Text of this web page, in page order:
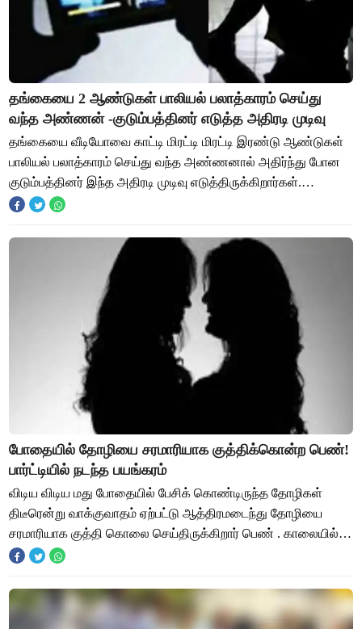
தங்கையை 2 ஆண்டுகள் பாலியல் பலாத்காரம் செய்து
வந்த அண்ணன் -குடும்பத்தினர் எடுத்த அதிரடி முடிவு
தங்கையை வீடியோவை காட்டி மிரட்டி மிரட்டி இரண்டு ஆண்டுகள்
பாலியல் பலாத்காரம் செய்து வந்த அண்ணனால் அதிர்ந்து போன
குடும்பத்தினர் இந்த அதிரடி முடிவு எடுத்திருக்கிறார்கள்.
ராஜஸ்தான் மாநிலத்தில் சுரூ மாவட்ட
போதையில் தோழியை சரமாரியாக குத்திக்கொன்ற பெண்!
பார்ட்டியில் நடந்த பயங்கரம்
விடிய விடிய மது போதையில் பேசிக் கொண்டிருந்த தோழிகள்
திடீரென்று வாக்குவாதம் ஏற்பட்டு ஆத்திரமடைந்து தோழியை
சரமாரியாக குத்தி கொலை செய்திருக்கிறார் பெண் . காலையில்
அந்த பெண்ணே போலீசுக்கு போன் செய்து தகவல